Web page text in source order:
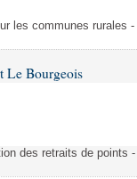
les communes rurales
Le Bourgeois
des retraits de points